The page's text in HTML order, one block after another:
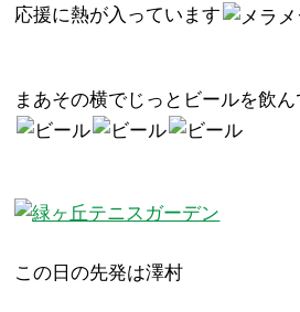
応援に熱が入っています
まあその横でじっとビールを飲
この日の先発は澤村